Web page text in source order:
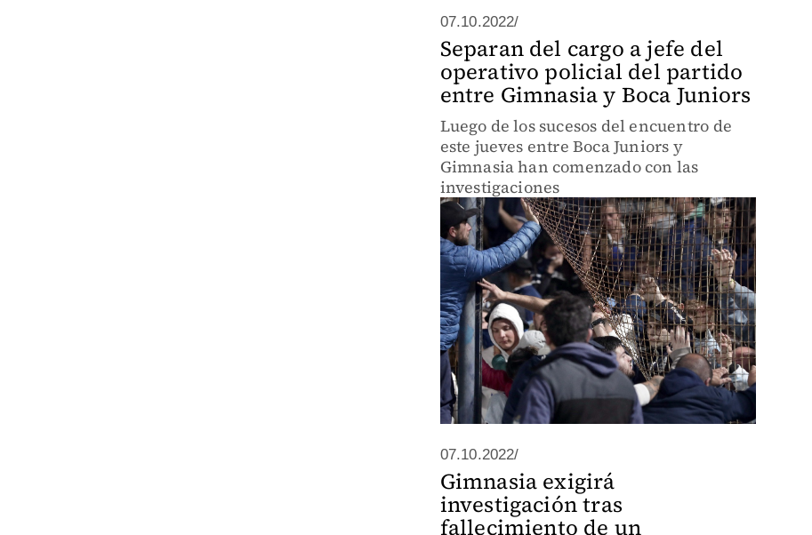
07.10.2022/
Separan del cargo a jefe del
operativo policial del partido
entre Gimnasia y Boca Juniors
Luego de los sucesos del encuentro de
este jueves entre Boca Juniors y
Gimnasia han comenzado con las
investigaciones
07.10.2022/
Gimnasia exigirá
investigación tras
fallecimiento de un